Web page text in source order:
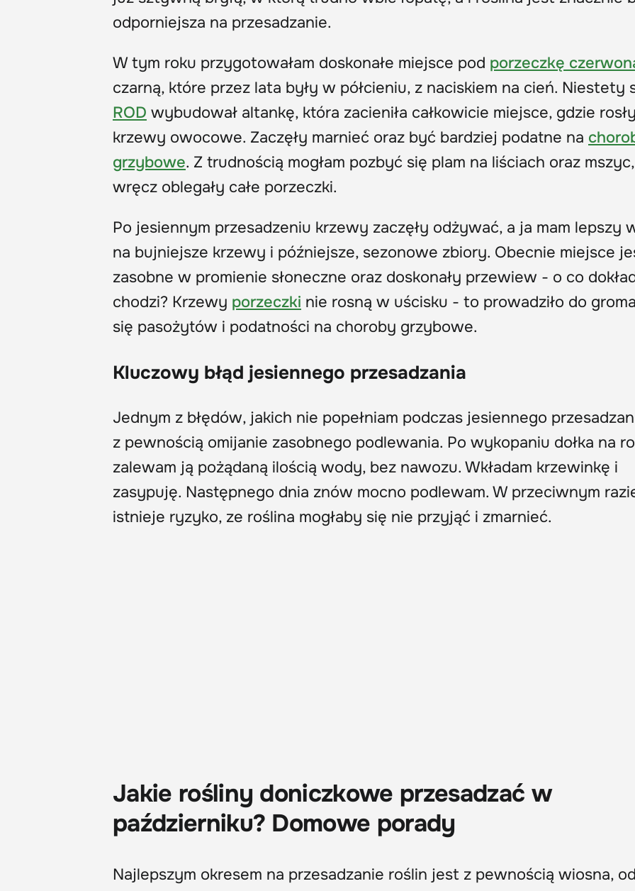
odporniejsza na przesadzanie.
W tym roku przygotowałam doskonałe miejsce pod porzeczkę
czarną, które przez lata były w półcieniu, z naciskiem na cień. Niestety
ROD wybudował altankę, która zacieniła całkowicie miejsce, gdzie
krzewy owocowe. Zaczęły marnieć oraz być bardziej podatne na
grzybowe. Z trudnością mogłam pozbyć się plam na liściach oraz
wręcz oblegały całe porzeczki.
Po jesiennym przesadzeniu krzewy zaczęły odżywać, a ja mam lepszy
na bujniejsze krzewy i późniejsze, sezonowe zbiory. Obecnie miejsce
zasobne w promienie słoneczne oraz doskonały przewiew - o co
chodzi? Krzewy porzeczki nie rosną w uścisku - to prowadziło do
się pasożytów i podatności na choroby grzybowe.
Kluczowy błąd jesiennego przesadzania
Jednym z błędów, jakich nie popełniam podczas jesiennego
z pewnością omijanie zasobnego podlewania. Po wykopaniu dołka na
zalewam ją pożądaną ilością wody, bez nawozu. Wkładam krzewinkę i
zasypuję. Następnego dnia znów mocno podlewam. W przeciwnym
istnieje ryzyko, ze roślina mogłaby się nie przyjąć i zmarnieć.
Jakie rośliny doniczkowe przesadzać w
październiku? Domowe porady
Najlepszym okresem na przesadzanie roślin jest z pewnością wiosna,